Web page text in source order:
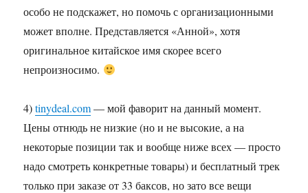
особо не подскажет, но помочь с организационными
может вполне. Представляется «Анной», хотя
оригинальное китайское имя скорее всего
непроизносимо.
4)tinydeal.com— мой фаворит на данный момент.
Цены отнюдь не низкие (но и не высокие, а на
некоторые позиции так и вообще ниже всех — просто
надо смотреть конкретные товары) и бесплатный трек
только при заказе от 33 баксов, но зато все вещи